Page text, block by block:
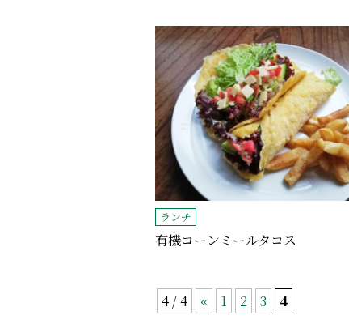
ランチ
有機コーンミールタコス
4 / 4 « 1 2 3 4